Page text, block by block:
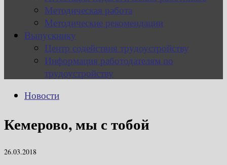
Методическая работа
Методические рекомендации
Выпускнику
Центр содействия трудоустройству
Информация работодателям по
трудоустройству
Новости
Кемерово, мы с тобой
26.03.2018